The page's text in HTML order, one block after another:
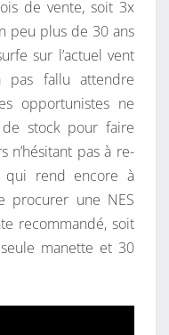
de vente, soit 3x
peu plus de 30 ans
sur l’actuel vent
pas fallu attendre
opportunistes ne
stock pour faire
n’hésitant pas à re-
qui rend encore à
procurer une NES
recommandé, soit
manette et 30